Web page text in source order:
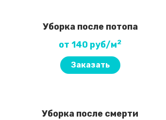
Уборка после потопа
от 140 руб/м2
Заказать
Уборка после смерти